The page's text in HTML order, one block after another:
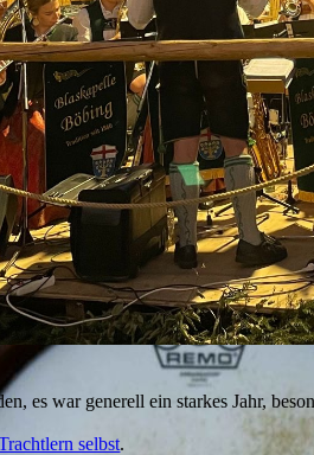
es war generell ein starkes Jahr,
selbst.